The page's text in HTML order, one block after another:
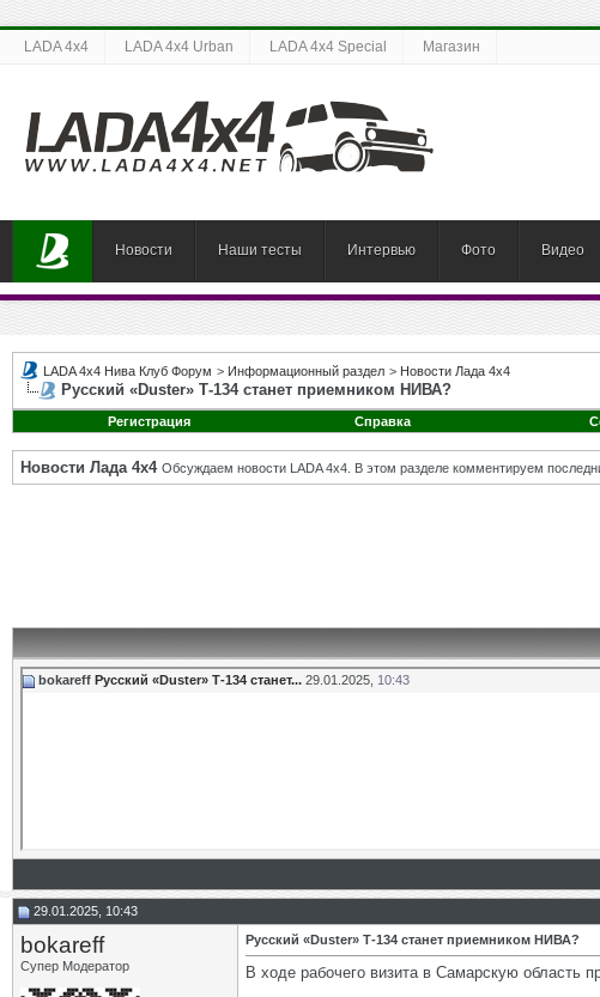
LADA 4x4 LADA 4x4 Urban LADA 4x4 Special Магазин
Новости Наши тесты Интервью Фото Видео
LADA 4x4 Нива Клуб Форум > Информационный раздел > Новости Лада 4х4
Русский «Duster» Т-134 станет приемником НИВА?
Регистрация
Справка
Новости Лада 4х4 Обсуждаем новости LADA 4x4. В этом разделе комментируем
bokareff Русский «Duster» Т-134 станет... 29.01.2025, 10:43
29.01.2025, 10:43
bokareff
Супер Модератор
Русский «Duster» Т-134 станет приемником НИВА?
В ходе рабочего визита в Самарскую область